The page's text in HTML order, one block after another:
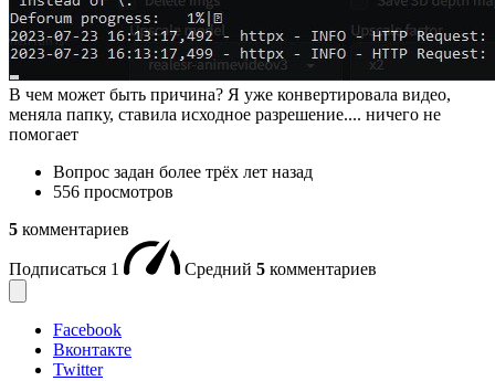
В чем может быть причина? Я уже конвертировала видео,
меняла папку, ставила исходное разрешение.... ничего не
помогает
Вопрос задан более трёх лет назад
556 просмотров
5 комментариев
Подписаться 1 Средний 5 комментариев
Facebook
Вконтакте
Twitter